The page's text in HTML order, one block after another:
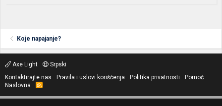
Koje napajanje?
Axe Light
Srpski
Kontaktirajte nas
Pravila i uslovi korišćenja Politika privatnosti
Pomoć
Naslovna
R
S